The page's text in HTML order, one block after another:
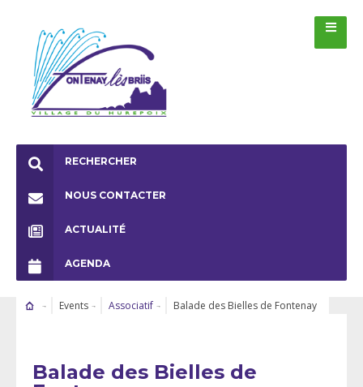
RECHERCHER
NOUS CONTACTER
ACTUALITÉ
AGENDA
Events Associatif Balade des Bielles de Fontenay
Balade des Bielles de